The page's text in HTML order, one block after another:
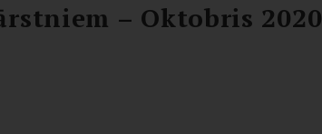
– Oktobris 2020